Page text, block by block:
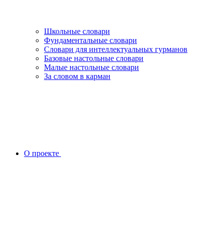
Школьные словари
Фундаментальные словари
Словари для интеллектуальных гурманов
Базовые настольные словари
Малые настольные словари
За словом в карман
О проекте